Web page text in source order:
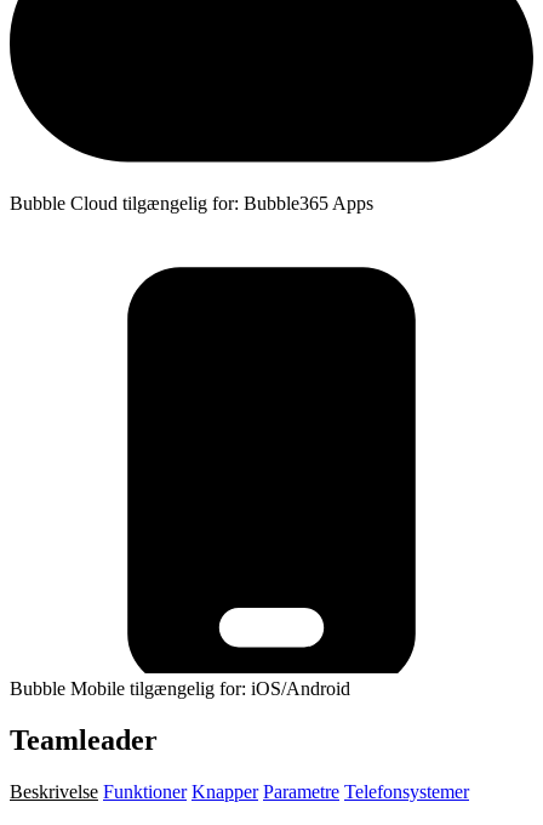
Bubble Cloud tilgængelig for: Bubble365 Apps
Bubble Mobile tilgængelig for: iOS/Android
Teamleader
Beskrivelse Funktioner Knapper Parametre Telefonsystemer